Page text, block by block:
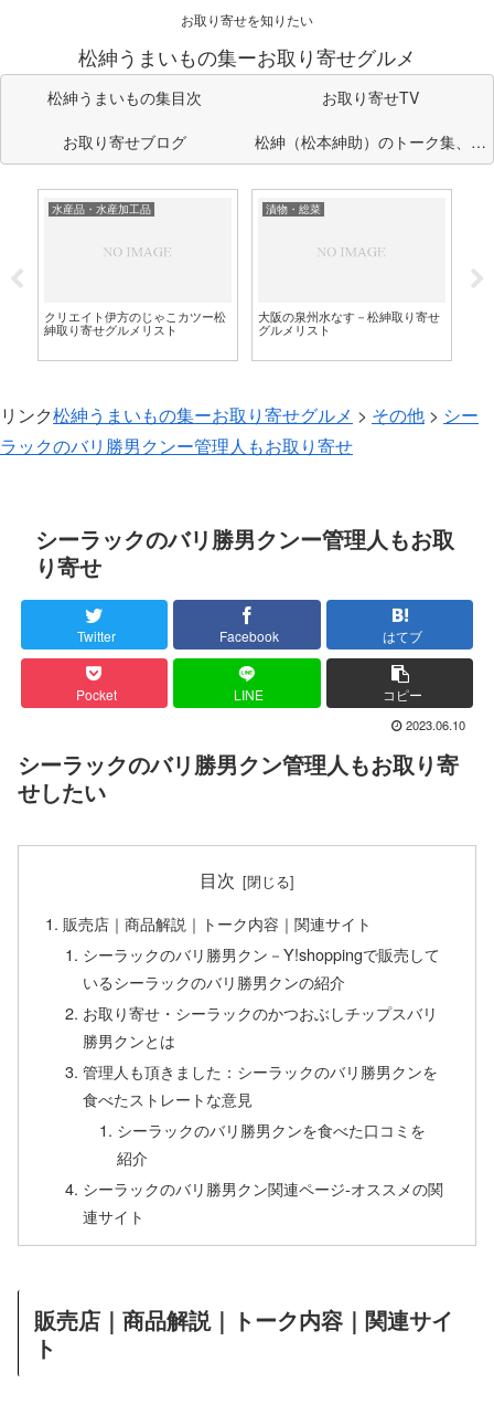
お取り寄せを知りたい
松紳うまいもの集ーお取り寄せグルメ
松紳うまいもの集目次
お取り寄せTV
お取り寄せブログ
松紳（松本紳助）のトーク集、企
画のまとめ部屋
水産品・水産加工品
クリエイト伊方のじゃこカツー松
紳取り寄せグルメリスト
漬物・総菜
大阪の泉州水なす－松紳取り寄せ
グルメリスト
リンク松紳うまいもの集ーお取り寄せグルメ > その他 > シー
ラックのバリ勝男クンー管理人もお取り寄せ
シーラックのバリ勝男クンー管理人もお取
り寄せ
Twitter Facebook はてブ
Pocket LINE コピー
2023.06.10
シーラックのバリ勝男クン管理人もお取り寄
せしたい
目次
販売店｜商品解説｜トーク内容｜関連サイト
シーラックのバリ勝男クン－Y!shoppingで販売して
いるシーラックのバリ勝男クンの紹介
お取り寄せ・シーラックのかつおぶしチップスバリ
勝男クンとは
管理人も頂きました：シーラックのバリ勝男クンを
食べたストレートな意見
シーラックのバリ勝男クンを食べた口コミを
紹介
シーラックのバリ勝男クン関連ページ-オススメの関
連サイト
販売店｜商品解説｜トーク内容｜関連サイ
ト